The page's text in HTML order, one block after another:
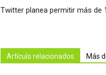
Twitter planea permitir más de
Artículo relacionados Más